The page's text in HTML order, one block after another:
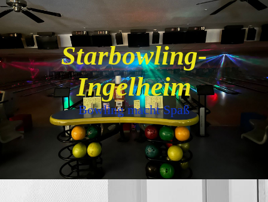
Starbowling-
Ingelheim
Bowling macht Spaß